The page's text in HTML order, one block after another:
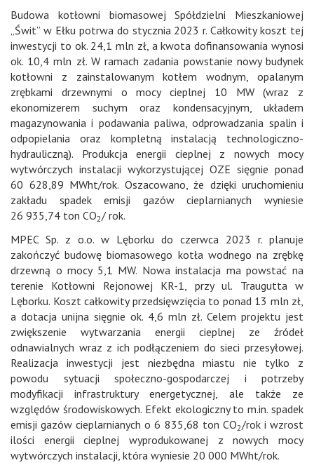
Budowa kotłowni biomasowej Spółdzielni Mieszkaniowej
„Świt” w Ełku potrwa do stycznia 2023 r. Całkowity koszt tej
inwestycji to ok. 24,1 mln zł, a kwota dofinansowania wynosi
ok. 10,4 mln zł. W ramach zadania powstanie nowy budynek
kotłowni z zainstalowanym kotłem wodnym, opalanym
zrębkami drzewnymi o mocy cieplnej 10 MW (wraz z
ekonomizerem suchym oraz kondensacyjnym, układem
magazynowania i podawania paliwa, odprowadzania spalin i
odpopielania oraz kompletną instalacją technologiczno-
hydrauliczną). Produkcja energii cieplnej z nowych mocy
wytwórczych instalacji wykorzystującej OZE sięgnie ponad
60 628,89 MWht/rok. Oszacowano, że dzięki uruchomieniu
zakładu spadek emisji gazów cieplarnianych wyniesie
26 935,74 ton CO2/ rok.
MPEC Sp. z o.o. w Lęborku do czerwca 2023 r. planuje
zakończyć budowę biomasowego kotła wodnego na zrębkę
drzewną o mocy 5,1 MW. Nowa instalacja ma powstać na
terenie Kotłowni Rejonowej KR-1, przy ul. Traugutta w
Lęborku. Koszt całkowity przedsięwzięcia to ponad 13 mln zł,
a dotacja unijna sięgnie ok. 4,6 mln zł. Celem projektu jest
zwiększenie wytwarzania energii cieplnej ze źródeł
odnawialnych wraz z ich podłączeniem do sieci przesyłowej.
Realizacja inwestycji jest niezbędna miastu nie tylko z
powodu sytuacji społeczno-gospodarczej i potrzeby
modyfikacji infrastruktury energetycznej, ale także ze
względów środowiskowych. Efekt ekologiczny to m.in. spadek
emisji gazów cieplarnianych o 6 835,68 ton CO2/rok i wzrost
ilości energii cieplnej wyprodukowanej z nowych mocy
wytwórczych instalacji, która wyniesie 20 000 MWht/rok.